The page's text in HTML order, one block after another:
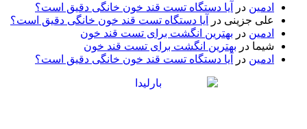
ادمین در
آیا دستگاه تست قند خون خانگی دقیق است؟
علی جزینی در
آیا دستگاه تست قند خون خانگی دقیق است؟
ادمین در بهترین انگشت برای تست قند خون
شیما در بهترین انگشت برای تست قند خون
ادمین در آیا دستگاه تست قند خون خانگی دقیق است؟